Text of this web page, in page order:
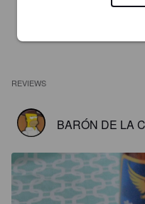
REVIEWS
BARÓN DE LA